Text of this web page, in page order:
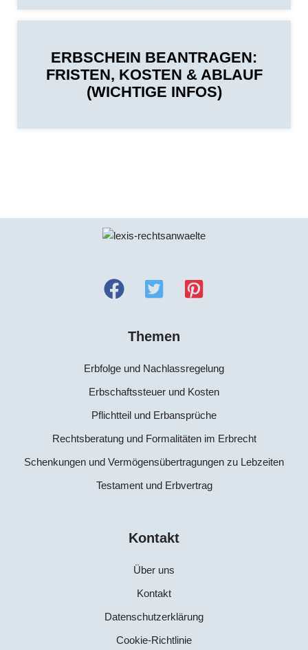
ERBSCHEIN BEANTRAGEN:
FRISTEN, KOSTEN & ABLAUF
(WICHTIGE INFOS)
Themen
Erbfolge und Nachlassregelung
Erbschaftssteuer und Kosten
Pflichtteil und Erbansprüche
Rechtsberatung und Formalitäten im Erbrecht
Schenkungen und Vermögensübertragungen zu Lebzeiten
Testament und Erbvertrag
Kontakt
Über uns
Kontakt
Datenschutzerklärung
Cookie-Richtlinie